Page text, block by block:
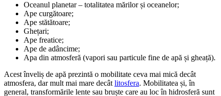
Oceanul planetar – totalitatea mărilor și oceanelor;
Ape curgătoare;
Ape stătătoare;
Ghețari;
Ape freatice;
Ape de adâncime;
Apa din atmosferă (vapori sau particule fine de apă și gheață).
Acest înveliș de apă prezintă o mobilitate ceva mai mică decât
atmosfera, dar mult mai mare decât litosfera. Mobilitatea și, în
general, transformările lente sau bruște care au loc în hidrosferă sunt